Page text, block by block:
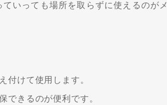
いっても場所を取らずに使えるのがメ
付けて使用します。
できるのが便利です。